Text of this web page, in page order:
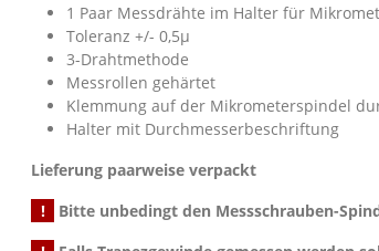
1 Paar Messdrähte im Halter für
Toleranz +/- 0,5µ
3-Drahtmethode
Messrollen gehärtet
Klemmung auf der Mikrometerspindel
Halter mit Durchmesserbeschriftung
Lieferung paarweise verpackt
!
Bitte unbedingt den Messschrauben-